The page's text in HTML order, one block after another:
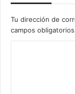
Tu dirección de
campos